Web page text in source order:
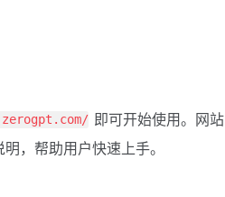
即可开始使用。网站
，帮助用户快速上手。